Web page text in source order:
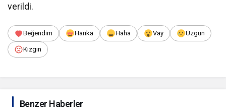
verildi.
Beğendim Harika Haha Vay Üzgün
Kızgın
Benzer Haberler